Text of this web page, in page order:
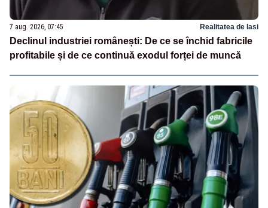
7 aug. 2026, 07:45 Realitatea de Iasi
Declinul industriei românești: De ce se închid fabricile
profitabile și de ce continuă exodul forței de muncă